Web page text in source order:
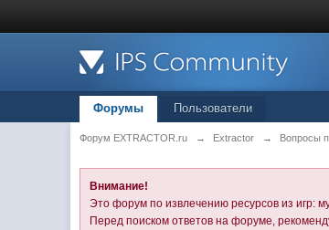
Форумы Пользователи
Форум EXTRACTOR.ru → Extractor → Вопросы
Внимание!
Это форум по извлечению ресурсов из игр:
Перед поиском ответов на форуме,